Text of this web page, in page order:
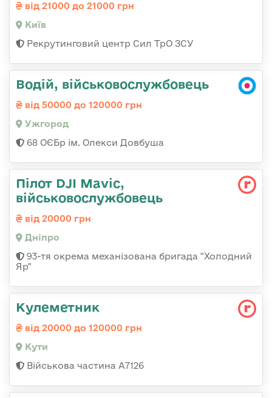
від 21000 до 21000 грн
Київ
Рекрутинговий центр Сил ТрО ЗСУ
Водій, військовослужбовець
від 50000 до 120000 грн
Ужгород
68 ОЄБр ім. Олекси Довбуша
Пілот DJI Mavic,
військовослужбовець
від 20000 грн
Дніпро
93-тя окрема механізована бригада "Холодний
Яр"
Кулеметник
від 20000 до 120000 грн
Кути
Військова частина А7126